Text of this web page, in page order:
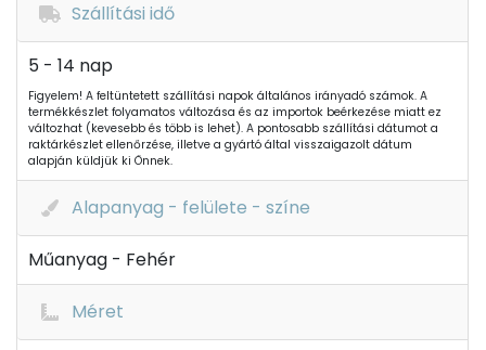
Szállítási idő
5 - 14 nap
Figyelem! A feltüntetett szállítási napok általános irányadó számok. A
termékkészlet folyamatos változása és az importok beérkezése miatt ez
változhat (kevesebb és több is lehet). A pontosabb szállítási dátumot a
raktárkészlet ellenőrzése, illetve a gyártó által visszaigazolt dátum
alapján küldjük ki Önnek.
Alapanyag - felülete - színe
Műanyag - Fehér
Méret